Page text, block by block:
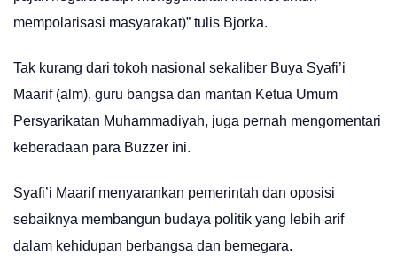
mempolarisasi masyarakat)” tulis Bjorka.
Tak kurang dari tokoh nasional sekaliber Buya Syafi’i
Maarif (alm), guru bangsa dan mantan Ketua Umum
Persyarikatan Muhammadiyah, juga pernah mengomentari
keberadaan para Buzzer ini.
Syafi’i Maarif menyarankan pemerintah dan oposisi
sebaiknya membangun budaya politik yang lebih arif
dalam kehidupan berbangsa dan bernegara.